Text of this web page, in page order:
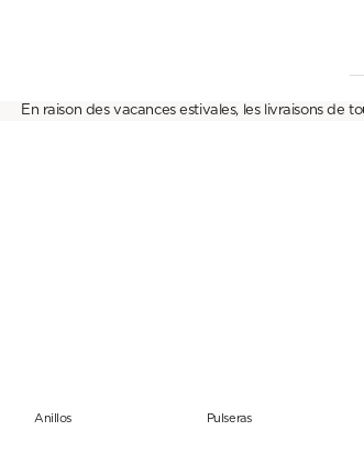
En raison des vacances estivales, les livraisons
Anillos Pulseras